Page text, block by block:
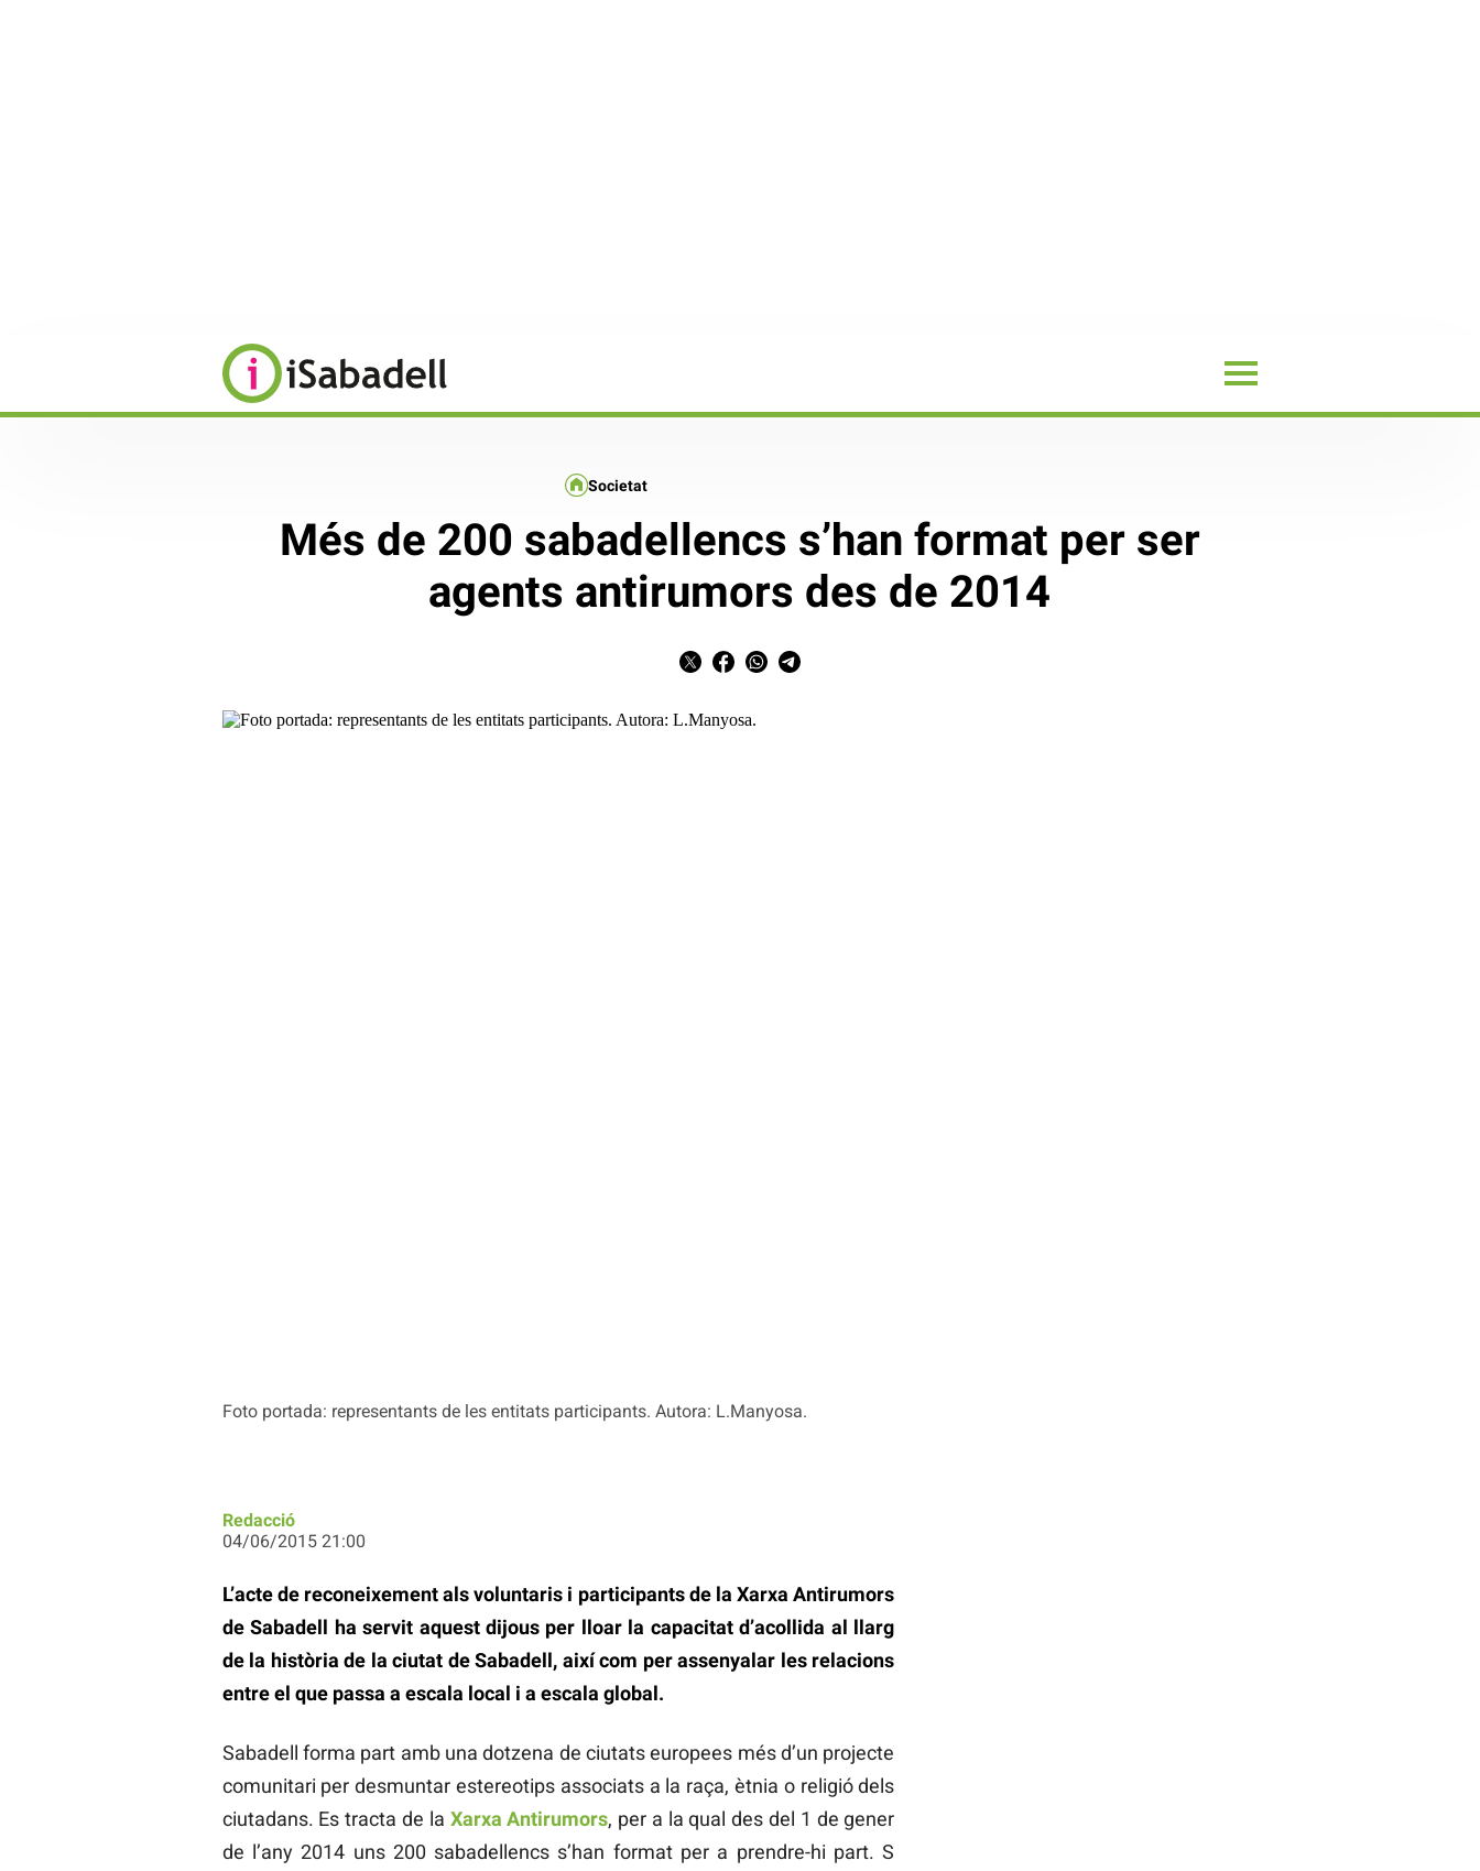
Foto portada: representants de les entitats participants. Autora: L.Manyosa.
Societat
Més de 200 sabadellencs s’han format per ser
agents antirumors des de 2014
Redacció
04/06/2015 21:00
L’acte de reconeixement als voluntaris i participants de la Xarxa Antirumors
de Sabadell ha servit aquest dijous per lloar la capacitat d’acollida al llarg
de la història de la ciutat de Sabadell, així com per assenyalar les relacions
entre el que passa a escala local i a escala global.
Sabadell forma part amb una dotzena de ciutats europees més d’un projecte
comunitari per desmuntar estereotips associats a la raça, ètnia o religió dels
ciutadans. Es tracta de la Xarxa Antirumors, per a la qual des del 1 de gener
de l’any 2014 uns 200 sabadellencs s’han format per a prendre-hi part. S